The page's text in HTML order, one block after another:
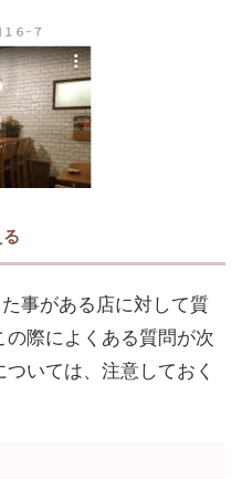
事がある店に対して質
際によくある質問が次
いては、注意しておく